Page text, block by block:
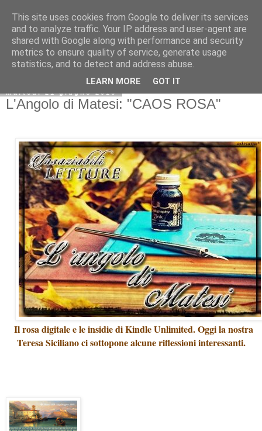
martedì 21 giugno 2016
L'Angolo di Matesi: "CAOS ROSA"
Il rosa digitale e le insidie di Kindle Unlimited. Oggi la nostra
Teresa Siciliano ci sottopone alcune riflessioni interessanti.
This site uses cookies from Google to deliver its services
and to analyze traffic. Your IP address and user-agent are
shared with Google along with performance and security
metrics to ensure quality of service, generate usage
statistics, and to detect and address abuse.
LEARN MORE GOT IT